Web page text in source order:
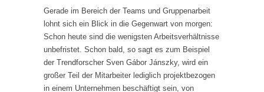
Gerade im Bereich der Teams und Gruppenarbeit
lohnt sich ein Blick in die Gegenwart von morgen:
Schon heute sind die wenigsten Arbeitsverhältnisse
unbefristet. Schon bald, so sagt es zum Beispiel
der Trendforscher Sven Gábor Jánszky, wird ein
großer Teil der Mitarbeiter lediglich projektbezogen
in einem Unternehmen beschäftigt sein, von